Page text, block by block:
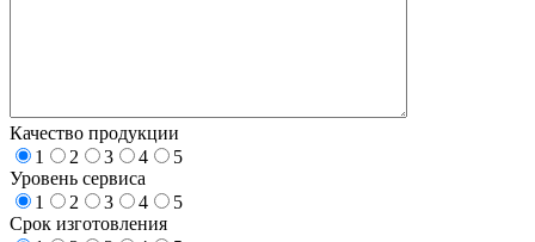
Качество продукции
1
2 3 4
5
Уровень сервиса
1
2 3 4
5
Срок изготовления